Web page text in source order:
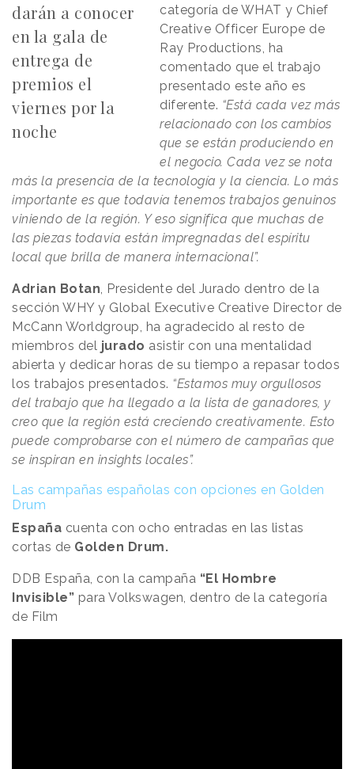
darán a conocer
en la gala de
entrega de
premios el
viernes por la
noche
categoría de WHAT y Chief
Creative Officer Europe de
Ray Productions, ha
comentado que el trabajo
presentado este año es
diferente. “Está cada vez más
relacionado con los cambios
que se están produciendo en
el negocio. Cada vez se nota
más la presencia de la tecnología y la ciencia. Lo más
importante es que todavía tenemos trabajos genuinos
viniendo de la región. Y eso significa que muchas de
las piezas todavía están impregnadas del espíritu
local que brilla de manera internacional”.
Adrian Botan, Presidente del Jurado dentro de la
sección WHY y Global Executive Creative Director de
McCann Worldgroup, ha agradecido al resto de
miembros del jurado asistir con una mentalidad
abierta y dedicar horas de su tiempo a repasar todos
los trabajos presentados. “Estamos muy orgullosos
del trabajo que ha llegado a la lista de ganadores, y
creo que la región está creciendo creativamente. Esto
puede comprobarse con el número de campañas que
se inspiran en insights locales”.
Las campañas españolas con opciones en Golden
Drum
España cuenta con ocho entradas en las listas
cortas de Golden Drum.
DDB España, con la campaña “El Hombre
Invisible” para Volkswagen, dentro de la categoría
de Film